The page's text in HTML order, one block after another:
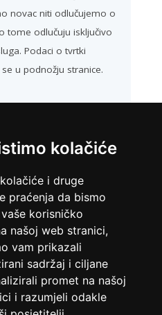
kolačiće
i druge
praćenja da bismo
korisničko
našoj web stranici,
vam prikazali
sadržaj i ciljane
promet na našoj
i razumjeli odakle
novac niti odlučujemo o
tome odlučuju isključivo
Podaci o tvrtki
u podnožju stranice.
KREDIT
online
korištenja
Kolačići
Affiliate disclaimer